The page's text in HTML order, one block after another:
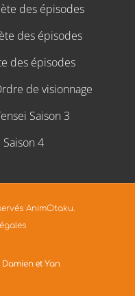
des épisodes
des épisodes
des épisodes
de visionnage
Saison 3
4
AnimOtaku.
Damienet Yan